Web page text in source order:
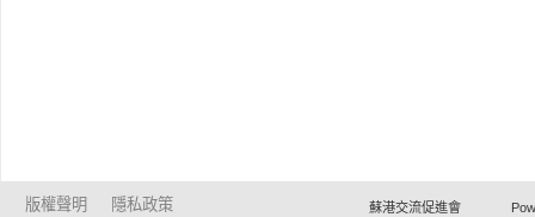
版權聲明 隱私政策 蘇港交流促進會